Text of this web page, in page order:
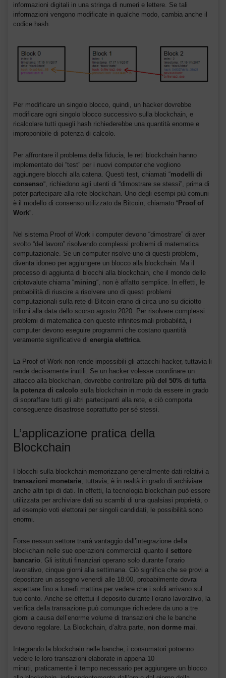
informazioni digitali in una stringa di numeri e lettere. Se tali
informazioni vengono modificate in qualche modo, cambia anche il
codice hash.
Per modificare un singolo blocco, quindi, un hacker dovrebbe
modificare ogni singolo blocco successivo sulla blockchain, e
ricalcolare tutti quegli hash richiederebbe una quantità enorme e
improponibile di potenza di calcolo.
Per affrontare il problema della fiducia, le reti blockchain hanno
implementato dei “test” per i nuovi computer che vogliono
aggiungere blocchi alla catena. Questi test, chiamati “modelli di
consenso“, richiedono agli utenti di “dimostrare se stessi”, prima di
poter partecipare alla rete blockchain. Uno degli esempi più comuni
è il modello di consenso utilizzato da Bitcoin, chiamato “ Proof of
Work“.
Nel sistema Proof of Work i computer devono “dimostrare” di aver
svolto “del lavoro” risolvendo complessi problemi di matematica
computazionale. Se un computer risolve uno di questi problemi,
diventa idoneo per aggiungere un blocco alla blockchain. Ma il
processo di aggiunta di blocchi alla blockchain, che il mondo delle
criptovalute chiama “mining“, non è affatto semplice. In effetti, le
probabilità di riuscire a risolvere uno di questi problemi
computazionali sulla rete di Bitcoin erano di circa uno su diciotto
trilioni alla data dello scorso agosto 2020. Per risolvere complessi
problemi di matematica con queste infinitesimali probabilità, i
computer devono eseguire programmi che costano quantità
veramente significative di energia elettrica.
La Proof of Work non rende impossibili gli attacchi hacker, tuttavia li
rende decisamente inutili. Se un hacker volesse coordinare un
attacco alla blockchain, dovrebbe controllare più del 50% di tutta
la potenza di calcolo sulla blockchain in modo da essere in grado
di sopraffare tutti gli altri partecipanti alla rete, e ciò comporta
conseguenze disastrose soprattutto per sé stessi.
L’applicazione pratica della
Blockchain
I blocchi sulla blockchain memorizzano generalmente dati relativi a
transazioni monetarie, tuttavia, è in realtà in grado di archiviare
anche altri tipi di dati. In effetti, la tecnologia blockchain può essere
utilizzata per archiviare dati su scambi di una qualsiasi proprietà, o
ad esempio voti elettorali per singoli candidati, le possibilità sono
enormi.
Forse nessun settore trarrà vantaggio dall’integrazione della
blockchain nelle sue operazioni commerciali quanto il settore
bancario. Gli istituti finanziari operano solo durante l’orario
lavorativo, cinque giorni alla settimana. Ciò significa che se provi a
depositare un assegno venerdì alle 18:00, probabilmente dovrai
aspettare fino a lunedì mattina per vedere che i soldi arrivano sul
tuo conto. Anche se effettui il deposito durante l’orario lavorativo, la
verifica della transazione può comunque richiedere da uno a tre
giorni a causa dell’enorme volume di transazioni che le banche
devono regolare. La Blockchain, d’altra parte, non dorme mai.
Integrando la blockchain nelle banche, i consumatori potranno
vedere le loro transazioni elaborate in appena 10
minuti, praticamente il tempo necessario per aggiungere un blocco